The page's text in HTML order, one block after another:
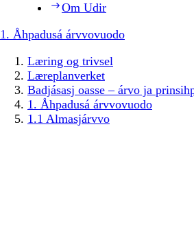
Om Udir
1. Åhpadusá árvvovuodo
Læring og trivsel
Læreplanverket
Badjásasj oasse – árvo ja
1. Åhpadusá árvvovuodo
1.1 Almasjárvvo